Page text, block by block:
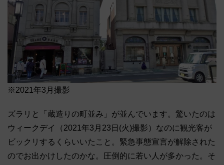
※2021年3月撮影
ズラリと「蔵造りの町並み」が並んでいます。驚いたのは
ウィークデイ（2021年3月23日(火)撮影）なのに観光客が
ビックリするくらいいたこと。緊急事態宣言が解除された
のでお出かけしたのかな。圧倒的に若い人が多かった。そ